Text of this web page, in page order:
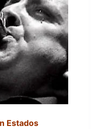
Estados